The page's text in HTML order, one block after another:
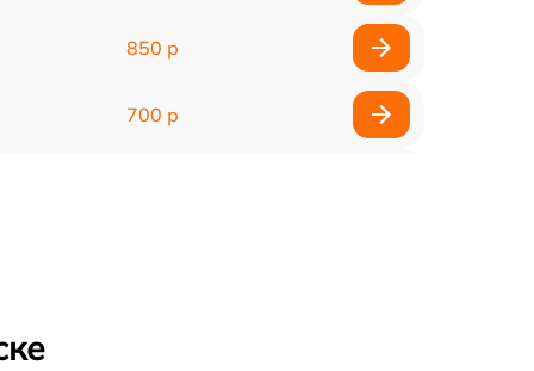
850 р
700 р